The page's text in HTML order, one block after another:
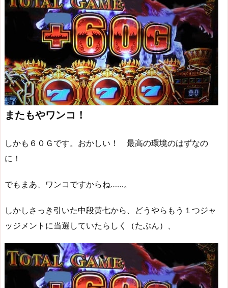
またもやワンコ！
しかも６０Ｇです。おかしい！ 最高の環境のはずなの
に！
でもまあ、ワンコですからね……。
しかしさっき引いた中段黄七から、どうやらもう１つジャ
ッジメントに当選していたらしく（たぶん）、